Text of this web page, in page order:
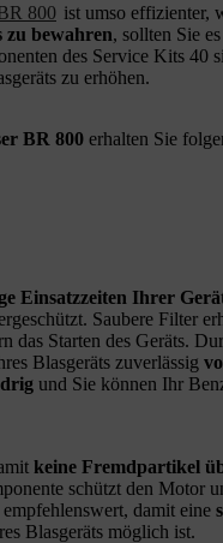
800 ist umso effizienter,
zu bewahren, sollten Sie
des Service Kits 40
zu erhöhen.
BR 800 erhalten Sie
Einsatzzeiten Ihrer
Saubere Filter
das Starten des Geräts.
Blasgeräts zuverlässig
und Sie können Ihr
keine Fremdpartikel
schützt den Motor
damit eine
Blasgeräts möglich ist.